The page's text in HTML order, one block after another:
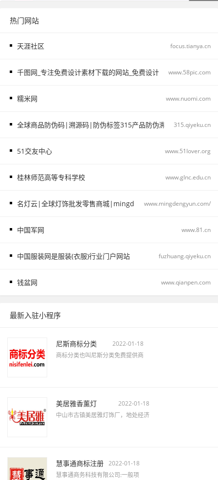
热门网站
天涯社区 focus.tianya.cn
千图网_专注免费设计素材下载的网站_免费设计图片素材中国
www.58pic.com
糯米网 www.nuomi.com
全球商品防伪码|溯源码|防伪标签315产品防伪溯源查询中心
315.qiyeku.cn
51交友中心 www.51lover.org
桂林师范高等专科学校 www.glnc.edu.cn
名灯云|全球灯饰批发零售商城|mingdengyun.com_名灯云
www.mingdengyun.com/
中国军网 www.81.cn
中国服装网是服装(衣服)行业门户网站 fuzhuang.qiyeku.cn
钱盆网 www.qianpen.com
最新入驻小程序
尼斯商标分类
2022-01-18
商标分类也叫尼斯分类免费提供商
美居雅香薰灯
2022-01-18
中山市古镇美居雅灯饰厂，地处经济
慧事通商标注册 2022-01-18
慧事通商务科技有限公司:一般项